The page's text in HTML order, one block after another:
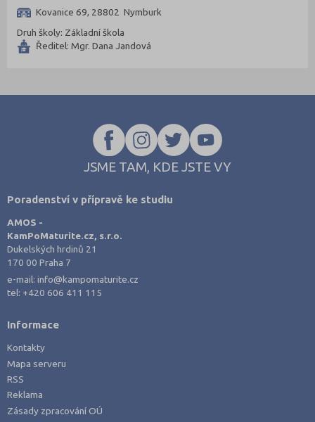
Kovanice 69, 28802 Nymburk
Druh školy: Základní škola
Ředitel: Mgr. Dana Jandová
JSME TAM, KDE JSTE VY
Poradenství v přípravě ke studiu
AMOS -
KamPoMaturite.cz, s.r.o.
Dukelských hrdinů 21
170 00 Praha 7
e-mail:info@kampomaturite.cz
tel: +420 606 411 115
Informace
Kontakty
Mapa serveru
RSS
Reklama
Zásady zpracování OÚ